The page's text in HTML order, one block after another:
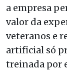
a empresa
valor da
veteranos e
artificial só
treinada por